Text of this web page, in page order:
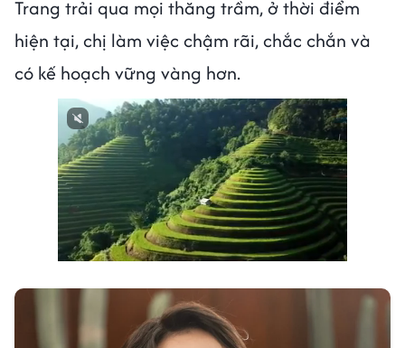
Trang trải qua mọi thăng trầm, ở thời điểm
hiện tại, chị làm việc chậm rãi, chắc chắn và
có kế hoạch vững vàng hơn.